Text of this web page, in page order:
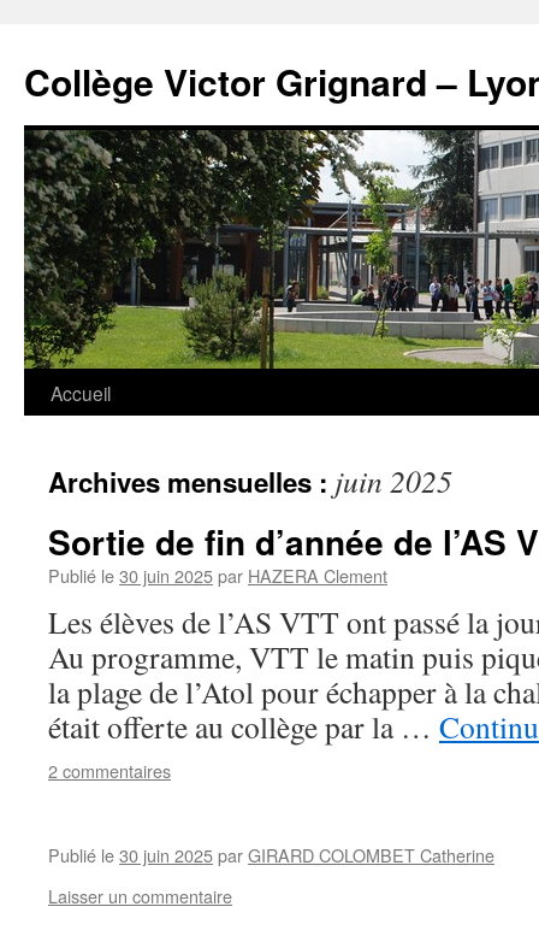
contenu
Collège Victor Grignard –
Accueil
Archives mensuelles : juin 2025
Sortie de fin d’année de l’AS
Publié le30 juin 2025par HAZERA Clement
Les élèves de l’AS VTT ont passé la
Au programme, VTT le matin puis
la plage de l’Atol pour échapper à la
était offerte au collège par la …
2 commentaires
Publié le30 juin 2025parGIRARD COLOMBET Catherine
Laisser un commentaire